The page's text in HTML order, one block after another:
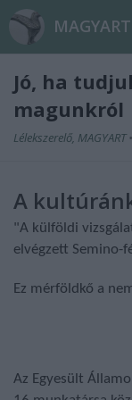
MAGYART
Jó, ha
magunkról
Lélekszerelő, MAGYART •
A
"A külföldi
elvégzett Semino-
Ez mérföldkő a
Az Egyesült